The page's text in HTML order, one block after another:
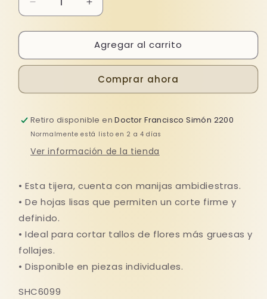
Reducir
cantidad
para
FLORAL
CARBONO
Aumentar
cantidad
para
TIJERA
FLORAL
CARBONO
Agregar al carrito
Comprar ahora
Retiro disponible enDoctor Francisco Simón 2200
Normalmente está listo en 2 a 4 días
Ver información de la tienda
• Esta tijera, cuenta con manijas ambidiestras.
• De hojas lisas que permiten un corte firme y
definido.
• Ideal para cortar tallos de flores más gruesas y
follajes.
• Disponible en piezas individuales.
SHC6099